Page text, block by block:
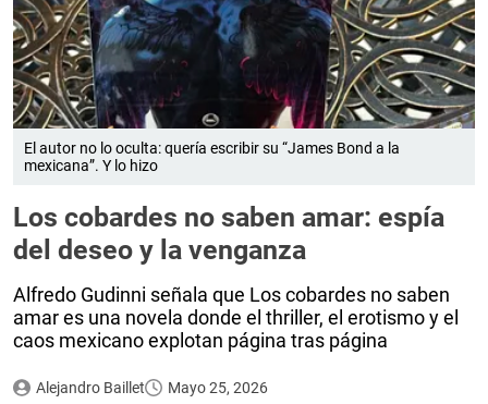
El autor no lo oculta: quería escribir su “James Bond a la
mexicana”. Y lo hizo
Los cobardes no saben amar: espía
del deseo y la venganza
Alfredo Gudinni señala que Los cobardes no saben
amar es una novela donde el thriller, el erotismo y el
caos mexicano explotan página tras página
Alejandro Baillet Mayo 25, 2026